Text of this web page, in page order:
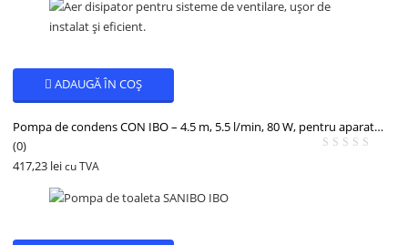
ADAUGĂ ÎN COȘ
Pompa de condens CON IBO – 4.5 m, 5.5 l/min, 80 W, pentru aparate de aer conditionat
(0)
417,23 lei cu TVA